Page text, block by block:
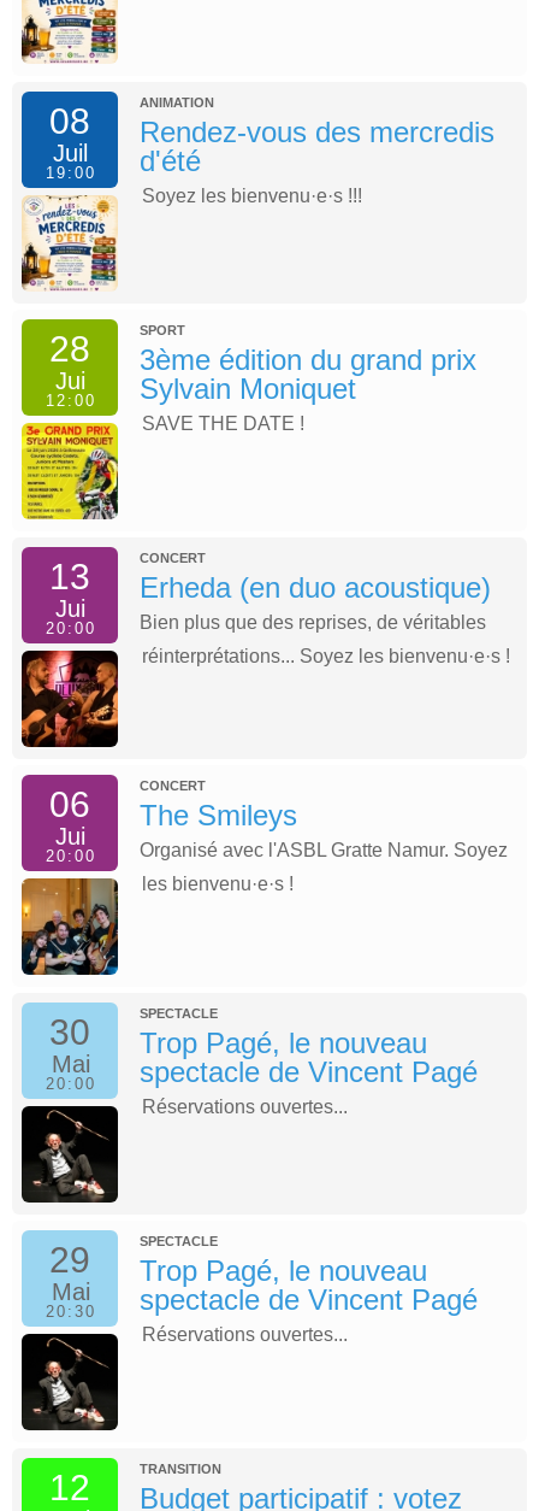
08
Juil
19:00
ANIMATION
Rendez-vous des mercredis
d'été
Soyez les bienvenu·e·s !!!
28
Jui
12:00
SPORT
3ème édition du grand prix
Sylvain Moniquet
SAVE THE DATE !
13
Jui
20:00
CONCERT
Erheda (en duo acoustique)
Bien plus que des reprises, de véritables
réinterprétations... Soyez les bienvenu·e·s !
06
Jui
20:00
CONCERT
The Smileys
Organisé avec l'ASBL Gratte Namur. Soyez
les bienvenu·e·s !
30
Mai
20:00
SPECTACLE
Trop Pagé, le nouveau
spectacle de Vincent Pagé
Réservations ouvertes...
29
Mai
20:30
SPECTACLE
Trop Pagé, le nouveau
spectacle de Vincent Pagé
Réservations ouvertes...
12 TRANSITION
Budget participatif : votez